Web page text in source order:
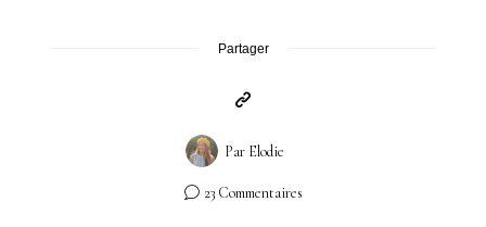
Partager
Par Elodie
23 Commentaires